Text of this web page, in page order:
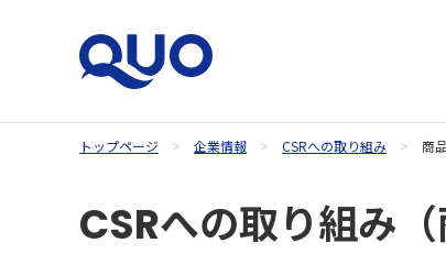
トップページ 企業情報 CSRへの取り組み 商
CSRへの取り組み